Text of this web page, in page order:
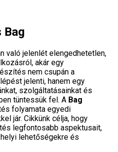
Bag
való jelenlét elengedhetetlen,
akár egy
nem csupán a
jelenti, hanem egy
szolgáltatásainkat és
tüntessük fel. A Bag
folyamata egyedi
jár. Cikkünk célja, hogy
legfontosabb aspektusait,
lehetőségekre és